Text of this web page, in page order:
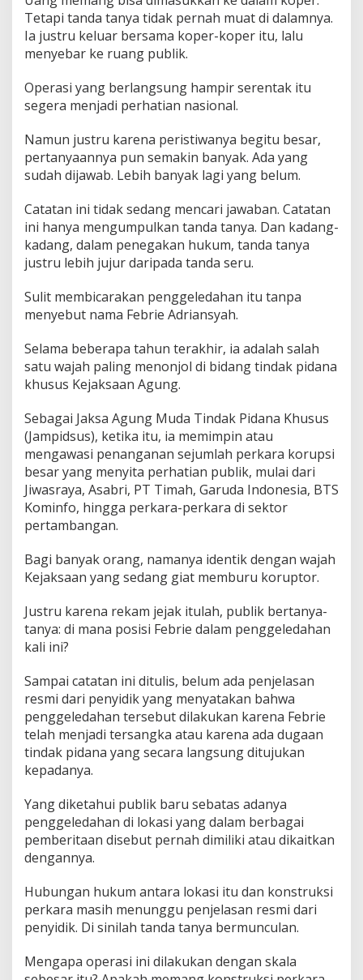
Tetapi tanda tanya tidak pernah muat di dalamnya.
Ia justru keluar bersama koper-koper itu, lalu
menyebar ke ruang publik.
Operasi yang berlangsung hampir serentak itu
segera menjadi perhatian nasional.
Namun justru karena peristiwanya begitu besar,
pertanyaannya pun semakin banyak. Ada yang
sudah dijawab. Lebih banyak lagi yang belum.
Catatan ini tidak sedang mencari jawaban. Catatan
ini hanya mengumpulkan tanda tanya. Dan kadang-
kadang, dalam penegakan hukum, tanda tanya
justru lebih jujur daripada tanda seru.
Sulit membicarakan penggeledahan itu tanpa
menyebut nama Febrie Adriansyah.
Selama beberapa tahun terakhir, ia adalah salah
satu wajah paling menonjol di bidang tindak pidana
khusus Kejaksaan Agung.
Sebagai Jaksa Agung Muda Tindak Pidana Khusus
(Jampidsus), ketika itu, ia memimpin atau
mengawasi penanganan sejumlah perkara korupsi
besar yang menyita perhatian publik, mulai dari
Jiwasraya, Asabri, PT Timah, Garuda Indonesia, BTS
Kominfo, hingga perkara-perkara di sektor
pertambangan.
Bagi banyak orang, namanya identik dengan wajah
Kejaksaan yang sedang giat memburu koruptor.
Justru karena rekam jejak itulah, publik bertanya-
tanya: di mana posisi Febrie dalam penggeledahan
kali ini?
Sampai catatan ini ditulis, belum ada penjelasan
resmi dari penyidik yang menyatakan bahwa
penggeledahan tersebut dilakukan karena Febrie
telah menjadi tersangka atau karena ada dugaan
tindak pidana yang secara langsung ditujukan
kepadanya.
Yang diketahui publik baru sebatas adanya
penggeledahan di lokasi yang dalam berbagai
pemberitaan disebut pernah dimiliki atau dikaitkan
dengannya.
Hubungan hukum antara lokasi itu dan konstruksi
perkara masih menunggu penjelasan resmi dari
penyidik. Di sinilah tanda tanya bermunculan.
Mengapa operasi ini dilakukan dengan skala